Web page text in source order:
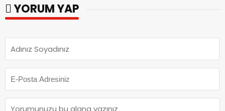
YORUM YAP